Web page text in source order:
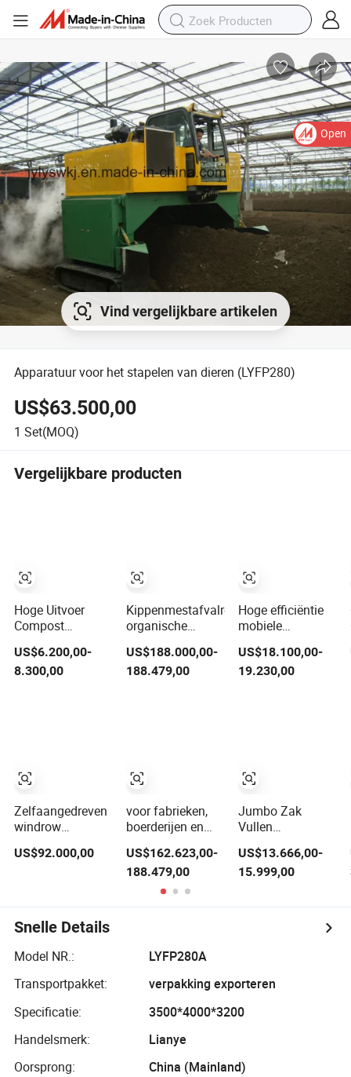
Open
Vind vergelijkbare artikelen
Apparatuur voor het stapelen van dieren (LYFP280)
US$63.500,00
1 Set(MOQ)
Vergelijkbare producten
Hoge Uitvoer
Compost
Granuleermachine
Organische
Korrelige
US$6.200,00-
8.300,00
Zelfaangedreven
windrow
organische
met een
werkbreedte van
3m
US$92.000,00
organische
meststofapparatuur
compostmaker
machine
US$188.000,00-
188.479,00
voor fabrieken,
boerderijen en
productiecompostmachines
in 2024 grote
capaciteit
mestcomposttank
US$162.623,00-
188.479,00
Hoge efficiëntie
mobiele
zandrotor
trommel sorteer
machine voor
US$18.100,00-
19.230,00
Jumbo Zak
Vullen
Fabrikant
Houtskool Graan
Compost Ton Zak
US$13.666,00-
15.999,00
Snelle Details
Model NR.:
LYFP280A
Transportpakket:
verpakking exporteren
Specificatie:
3500*4000*3200
Handelsmerk:
Lianye
Oorsprong:
China (Mainland)